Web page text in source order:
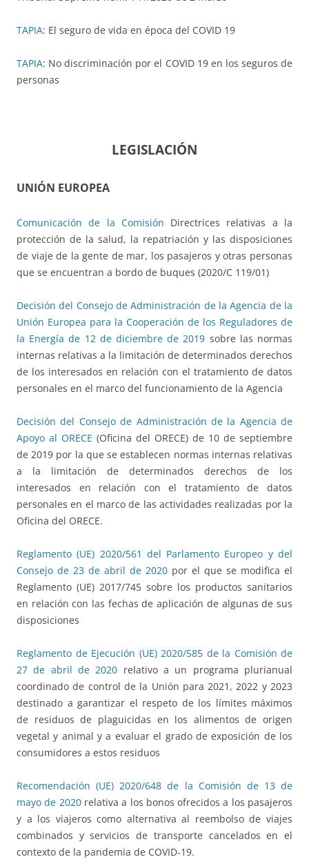
TAPIA: El seguro de vida en época del COVID 19
TAPIA: No discriminación por el COVID 19 en los seguros de
personas
LEGISLACIÓN
UNIÓN EUROPEA
Comunicación de la Comisión Directrices relativas a la
protección de la salud, la repatriación y las disposiciones
de viaje de la gente de mar, los pasajeros y otras personas
que se encuentran a bordo de buques (2020/C 119/01)
Decisión del Consejo de Administración de la Agencia de la
Unión Europea para la Cooperación de los Reguladores de
la Energía de 12 de diciembre de 2019 sobre las normas
internas relativas a la limitación de determinados derechos
de los interesados en relación con el tratamiento de datos
personales en el marco del funcionamiento de la Agencia
Decisión del Consejo de Administración de la Agencia de
Apoyo al ORECE (Oficina del ORECE) de 10 de septiembre
de 2019 por la que se establecen normas internas relativas
a la limitación de determinados derechos de los
interesados en relación con el tratamiento de datos
personales en el marco de las actividades realizadas por la
Oficina del ORECE.
Reglamento (UE) 2020/561 del Parlamento Europeo y del
Consejo de 23 de abril de 2020 por el que se modifica el
Reglamento (UE) 2017/745 sobre los productos sanitarios
en relación con las fechas de aplicación de algunas de sus
disposiciones
Reglamento de Ejecución (UE) 2020/585 de la Comisión de
27 de abril de 2020 relativo a un programa plurianual
coordinado de control de la Unión para 2021, 2022 y 2023
destinado a garantizar el respeto de los límites máximos
de residuos de plaguicidas en los alimentos de origen
vegetal y animal y a evaluar el grado de exposición de los
consumidores a estos residuos
Recomendación (UE) 2020/648 de la Comisión de 13 de
mayo de 2020relativa a los bonos ofrecidos a los pasajeros
y a los viajeros como alternativa al reembolso de viajes
combinados y servicios de transporte cancelados en el
contexto de la pandemia de COVID-19.